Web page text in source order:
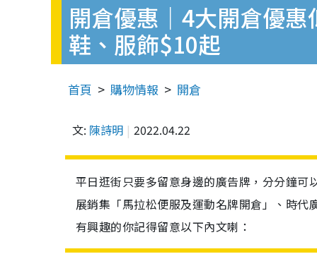
開倉優惠｜4大開倉優
鞋、服飾$10起
首頁 購物情報 開倉
文: 陳詩明 2022.04.22
平日逛街只要多留意身邊的廣告牌，分分鐘
展銷集「馬拉松便服及運動名牌開倉」、時
有興趣的你記得留意以下內文喇：